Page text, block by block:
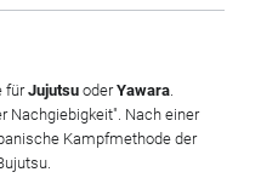
fürJujutsuoderYawara.
Nachgiebigkeit". Nach einer
Kampfmethode der